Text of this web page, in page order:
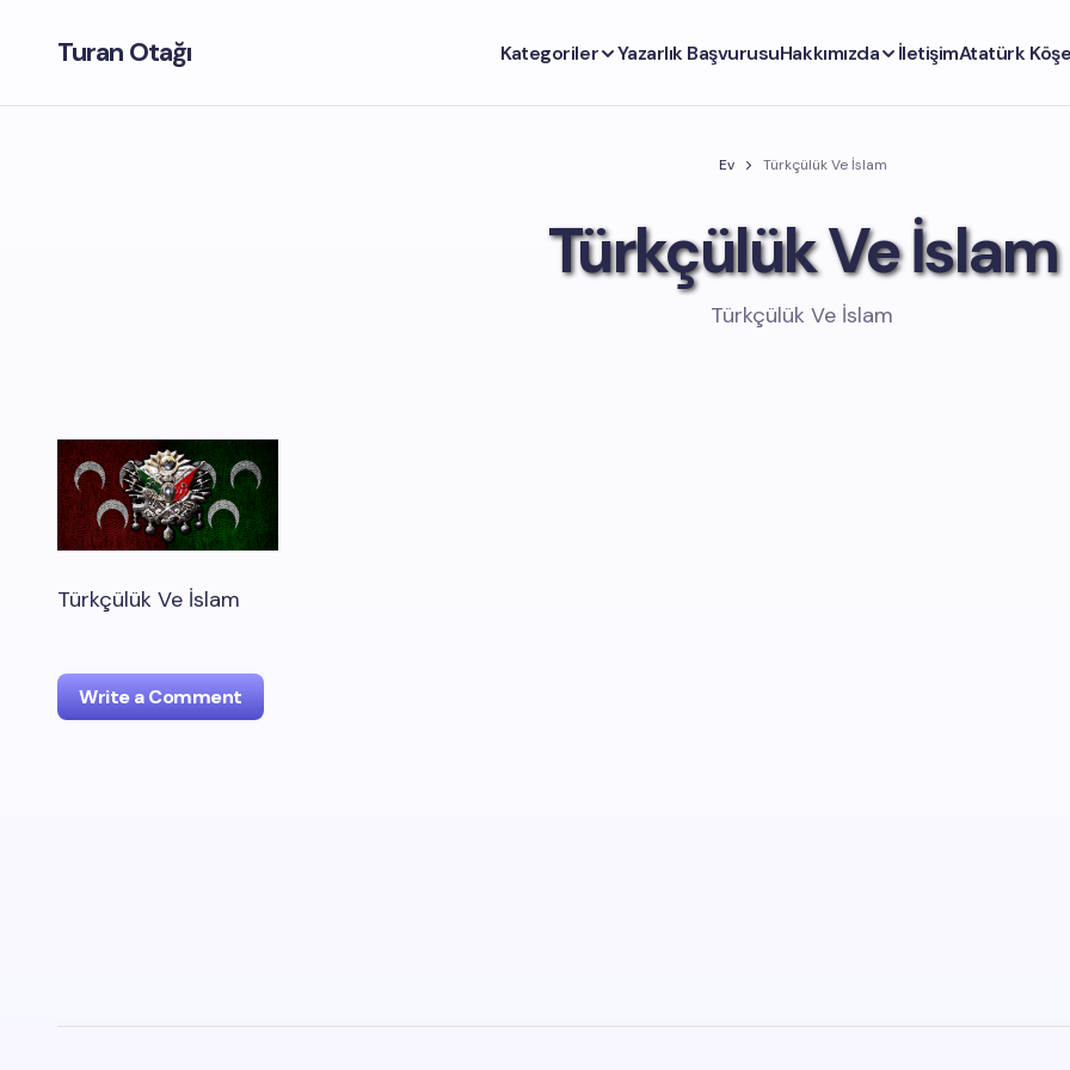
Turan Otağı Kategoriler Yazarlık BaşvurusuHakkımızda İletişimAtatürk
Ev Türkçülük Ve İslam
Türkçülük Ve İslam
Türkçülük Ve İslam
Türkçülük Ve İslam
Write a Comment